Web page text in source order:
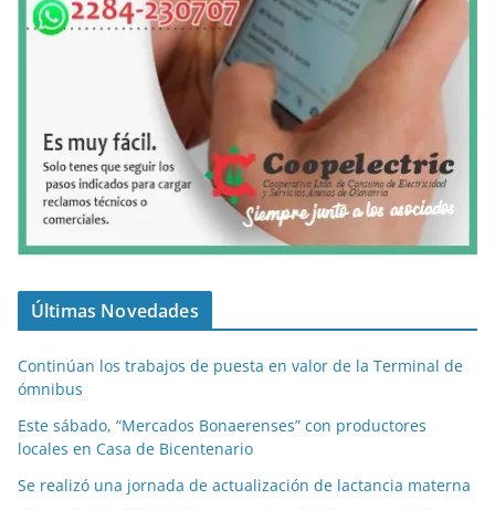
Últimas Novedades
Continúan los trabajos de puesta en valor de la Terminal de
ómnibus
Este sábado, “Mercados Bonaerenses” con productores
locales en Casa de Bicentenario
Se realizó una jornada de actualización de lactancia materna